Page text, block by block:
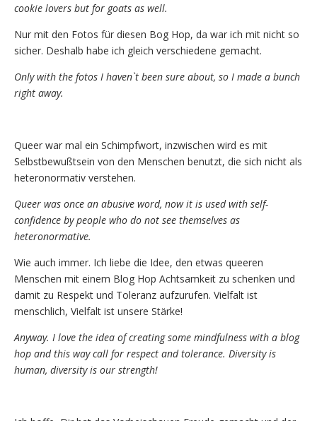
cookie lovers but for goats as well.
Nur mit den Fotos für diesen Bog Hop, da war ich mit nicht so
sicher. Deshalb habe ich gleich verschiedene gemacht.
Only with the fotos I haven`t been sure about, so I made a bunch
right away.
Queer war mal ein Schimpfwort, inzwischen wird es mit
Selbstbewußtsein von den Menschen benutzt, die sich nicht als
heteronormativ verstehen.
Queer was once an abusive word, now it is used with self-
confidence by people who do not see themselves as
heteronormative.
Wie auch immer. Ich liebe die Idee, den etwas queeren
Menschen mit einem Blog Hop Achtsamkeit zu schenken und
damit zu Respekt und Toleranz aufzurufen. Vielfalt ist
menschlich, Vielfalt ist unsere Stärke!
Anyway. I love the idea of ​​creating some mindfulness with a blog
hop and this way call for respect and tolerance. Diversity is
human, diversity is our strength!